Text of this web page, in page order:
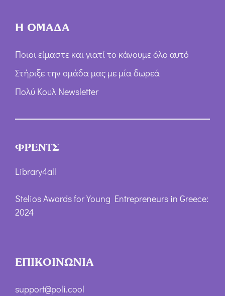
Η ΟΜΑΔΑ
Ποιοι είμαστε και γιατί το κάνουμε όλο αυτό
Στήριξε την ομάδα μας με μία δωρεά
Πολύ Κουλ Newsletter
ΦΡΕΝΤΣ
Library4all
Stelios Awards for Young Entrepreneurs in Greece:
2024
ΕΠΙΚΟΙΝΩΝΙΑ
support@poli.cool